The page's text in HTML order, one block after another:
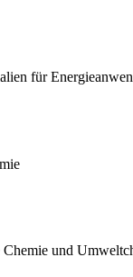
für
und